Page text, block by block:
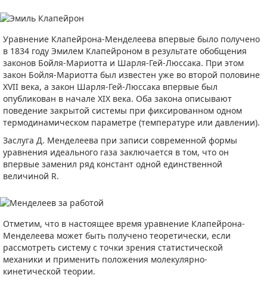
Уравнение Клапейрона-Менделеева впервые было получено
в 1834 году Эмилем Клапейроном в результате обобщения
законов Бойля-Мариотта и Шарля-Гей-Люссака. При этом
закон Бойля-Мариотта был известен уже во второй половине
XVII века, а закон Шарля-Гей-Люссака впервые был
опубликован в начале XIX века. Оба закона описывают
поведение закрытой системы при фиксированном одном
термодинамическом параметре (температуре или давлении).
Заслуга Д. Менделеева при записи современной формы
уравнения идеального газа заключается в том, что он
впервые заменил ряд констант одной единственной
величиной R.
Отметим, что в настоящее время уравнение Клапейрона-
Менделеева может быть получено теоретически, если
рассмотреть систему с точки зрения статистической
механики и применить положения молекулярно-
кинетической теории.